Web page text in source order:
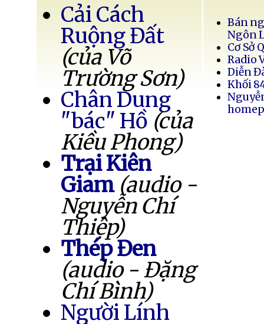
Cải Cách
Ruộng Đất
(của Võ
Trường Sơn)
Chân Dung
"bác" Hồ (của
Kiều Phong)
Trại Kiên
Giam (audio -
Nguyễn Chí
Thiệp)
Thép Đen
(audio - Đặng
Chí Bình)
Người Lính
Bán
Ngôn
Cơ Sở
Radio
Diễn
Khối